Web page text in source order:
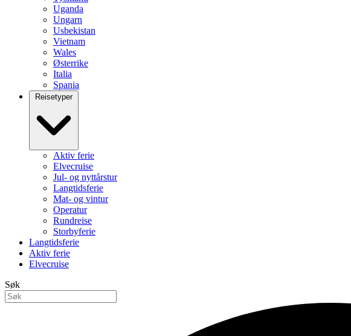
Uganda
Ungarn
Usbekistan
Vietnam
Wales
Østerrike
Italia
Spania
Reisetyper
Aktiv ferie
Elvecruise
Jul- og nyttårstur
Langtidsferie
Mat- og vintur
Operatur
Rundreise
Storbyferie
Langtidsferie
Aktiv ferie
Elvecruise
Søk